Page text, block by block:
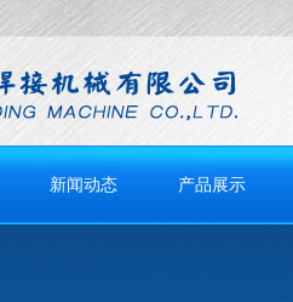
新闻动态 产品展示